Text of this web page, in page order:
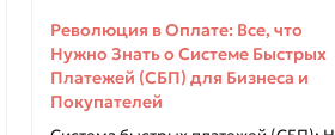
Революция в Оплате: Все, что
Нужно Знать о Системе Быстрых
Платежей (СБП) для Бизнеса и
Покупателей